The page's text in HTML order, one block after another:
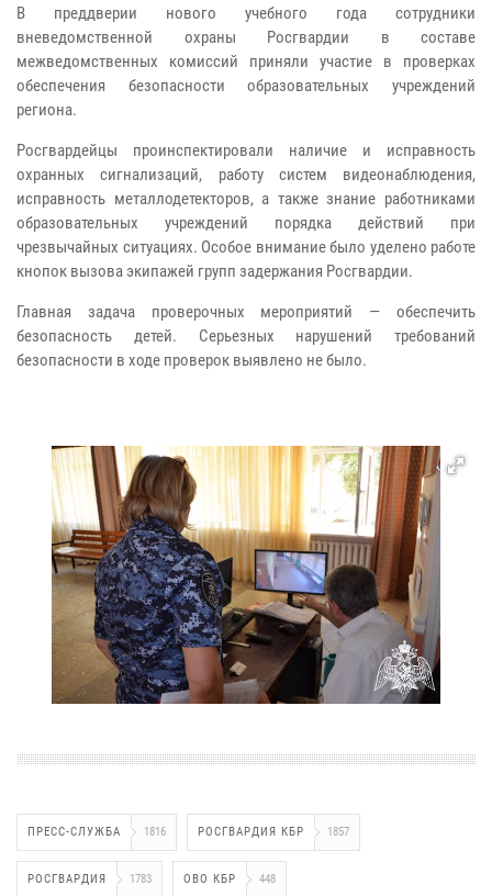
В преддверии нового учебного года сотрудники
вневедомственной охраны Росгвардии в составе
межведомственных комиссий приняли участие в проверках
обеспечения безопасности образовательных учреждений
региона.
Росгвардейцы проинспектировали наличие и исправность
охранных сигнализаций, работу систем видеонаблюдения,
исправность металлодетекторов, а также знание работниками
образовательных учреждений порядка действий при
чрезвычайных ситуациях. Особое внимание было уделено работе
кнопок вызова экипажей групп задержания Росгвардии.
Главная задача проверочных мероприятий — обеспечить
безопасность детей. Серьезных нарушений требований
безопасности в ходе проверок выявлено не было.
ПРЕСС-СЛУЖБА 1816 РОСГВАРДИЯ КБР 1857
РОСГВАРДИЯ 1783 ОВО КБР 448